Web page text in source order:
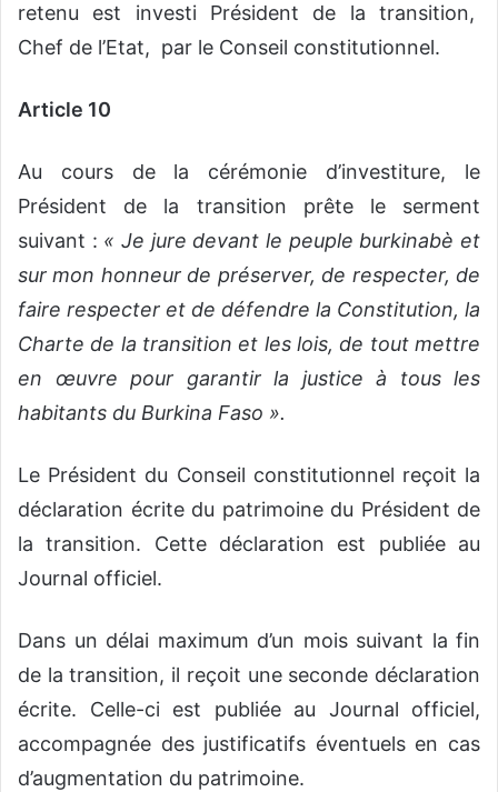
retenu est investi Président de la transition,
Chef de l’Etat, par le Conseil constitutionnel.
Article 10
Au cours de la cérémonie d’investiture, le
Président de la transition prête le serment
suivant : « Je jure devant le peuple burkinabè et
sur mon honneur de préserver, de respecter, de
faire respecter et de défendre la Constitution, la
Charte de la transition et les lois, de tout mettre
en œuvre pour garantir la justice à tous les
habitants du Burkina Faso ».
Le Président du Conseil constitutionnel reçoit la
déclaration écrite du patrimoine du Président de
la transition. Cette déclaration est publiée au
Journal officiel.
Dans un délai maximum d’un mois suivant la fin
de la transition, il reçoit une seconde déclaration
écrite. Celle-ci est publiée au Journal officiel,
accompagnée des justificatifs éventuels en cas
d’augmentation du patrimoine.